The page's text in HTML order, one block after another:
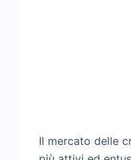
Il mercato delle